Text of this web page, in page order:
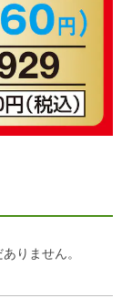
りません。